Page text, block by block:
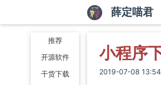
推荐
开源软件
干货下载
薛定喵君
小程序
2019-07-08